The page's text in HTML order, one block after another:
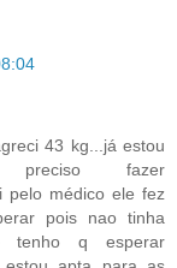
43 kg...já estou
preciso fazer
pelo médico ele fez
pois nao tinha
tenho q esperar